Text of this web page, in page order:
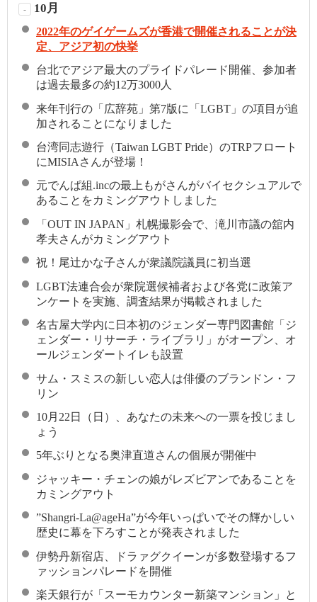
- 10月
2022年のゲイゲームズが香港で開催されることが決
定、アジア初の快挙
台北でアジア最大のプライドパレード開催、参加者
は過去最多の約12万3000人
来年刊行の「広辞苑」第7版に「LGBT」の項目が追
加されることになりました
台湾同志遊行（Taiwan LGBT Pride）のTRPフロート
にMISIAさんが登場！
元でんぱ組.incの最上もがさんがバイセクシュアルで
あることをカミングアウトしました
「OUT IN JAPAN」札幌撮影会で、滝川市議の舘内
孝夫さんがカミングアウト
祝！尾辻かな子さんが衆議院議員に初当選
LGBT法連合会が衆院選候補者および各党に政策ア
ンケートを実施、調査結果が掲載されました
名古屋大学内に日本初のジェンダー専門図書館「ジ
ェンダー・リサーチ・ライブラリ」がオープン、オ
ールジェンダートイレも設置
サム・スミスの新しい恋人は俳優のブランドン・フ
リン
10月22日（日）、あなたの未来への一票を投じまし
ょう
5年ぶりとなる奥津直道さんの個展が開催中
ジャッキー・チェンの娘がレズビアンであることを
カミングアウト
”Shangri-La@ageHa”が今年いっぱいでその輝かしい
歴史に幕を下ろすことが発表されました
伊勢丹新宿店、ドラァグクイーンが多数登場するフ
ァッションパレードを開催
楽天銀行が「スーモカウンター新築マンション」と